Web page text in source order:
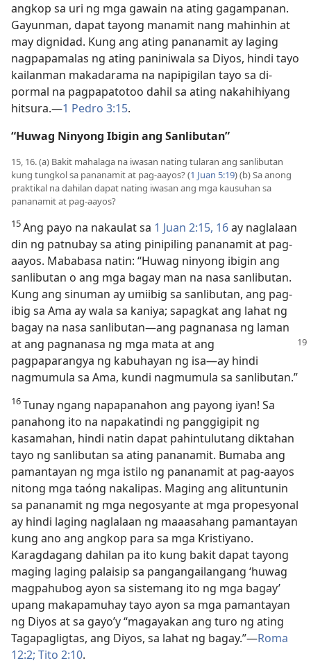
angkop sa uri ng mga gawain na ating gagampanan.
Gayunman, dapat tayong manamit nang mahinhin at
may dignidad. Kung ang ating pananamit ay laging
nagpapamalas ng ating paniniwala sa Diyos, hindi tayo
kailanman makadarama na napipigilan tayo sa di-
pormal na pagpapatotoo dahil sa ating nakahihiyang
hitsura.​—1 Pedro 3:15.
“Huwag Ninyong Ibigin ang Sanlibutan”
15, 16. (a) Bakit mahalaga na iwasan nating tularan ang sanlibutan
kung tungkol sa pananamit at pag-aayos? (1 Juan 5:19) (b) Sa anong
praktikal na dahilan dapat nating iwasan ang mga kausuhan sa
pananamit at pag-aayos?
15Ang payo na nakaulat sa 1 Juan 2:15, 16ay naglalaan
din ng patnubay sa ating pinipiling pananamit at pag-
aayos. Mababasa natin: “Huwag ninyong ibigin ang
sanlibutan o ang mga bagay man na nasa sanlibutan.
Kung ang sinuman ay umiibig sa sanlibutan, ang pag-
ibig sa Ama ay wala sa kaniya; sapagkat ang lahat ng
bagay na nasa sanlibutan​—ang pagnanasa ng laman
at ang pagnanasa ng mga mata at ang
pagpaparangya ng kabuhayan ng isa​—ay hindi
nagmumula sa Ama, kundi nagmumula sa sanlibutan.”
16Tunay ngang napapanahon ang payong iyan! Sa
panahong ito na napakatindi ng panggigipit ng
kasamahan, hindi natin dapat pahintulutang diktahan
tayo ng sanlibutan sa ating pananamit. Bumaba ang
pamantayan ng mga istilo ng pananamit at pag-aayos
nitong mga taóng nakalipas. Maging ang alituntunin
sa pananamit ng mga negosyante at mga propesyonal
ay hindi laging naglalaan ng maaasahang pamantayan
kung ano ang angkop para sa mga Kristiyano.
Karagdagang dahilan pa ito kung bakit dapat tayong
maging laging palaisip sa pangangailangang ‘huwag
magpahubog ayon sa sistemang ito ng mga bagay’
upang makapamuhay tayo ayon sa mga pamantayan
ng Diyos at sa gayo’y “magayakan ang turo ng ating
Tagapagligtas, ang Diyos, sa lahat ng bagay.”​—Roma
12:2; Tito 2:10.